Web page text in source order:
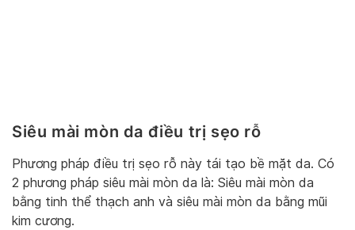
Siêu mài mòn da điều trị sẹo rỗ
Phương pháp điều trị sẹo rỗ này tái tạo bề mặt da. Có
2 phương pháp siêu mài mòn da là: Siêu mài mòn da
bằng tinh thể thạch anh và siêu mài mòn da bằng mũi
kim cương.